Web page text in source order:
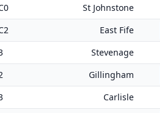
St Johnstone
East Fife
Stevenage
Gillingham
Carlisle